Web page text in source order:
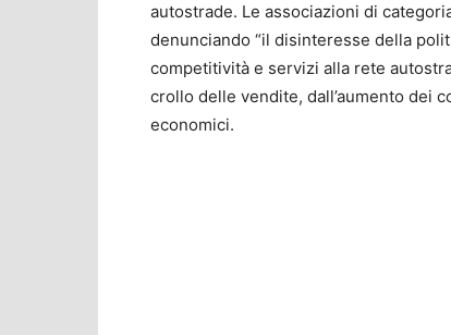
autostrade. Le associazioni di
denunciando “il disinteresse della
competitività e servizi alla rete
crollo delle vendite, dall’aumento dei
economici.